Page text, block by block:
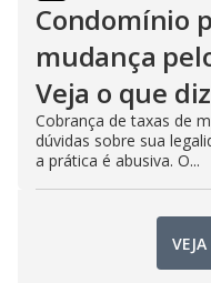
Condomínio
mudança
Veja o que
Cobrança de taxas de
dúvidas sobre sua
a prática é abusiva. O...